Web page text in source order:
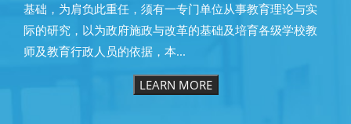
基础，为肩负此重任，须有一专门单位从事教育理论与实
际的研究，以为政府施政与改革的基础及培育各级学校教
师及教育行政人员的依据，本...
LEARN MORE